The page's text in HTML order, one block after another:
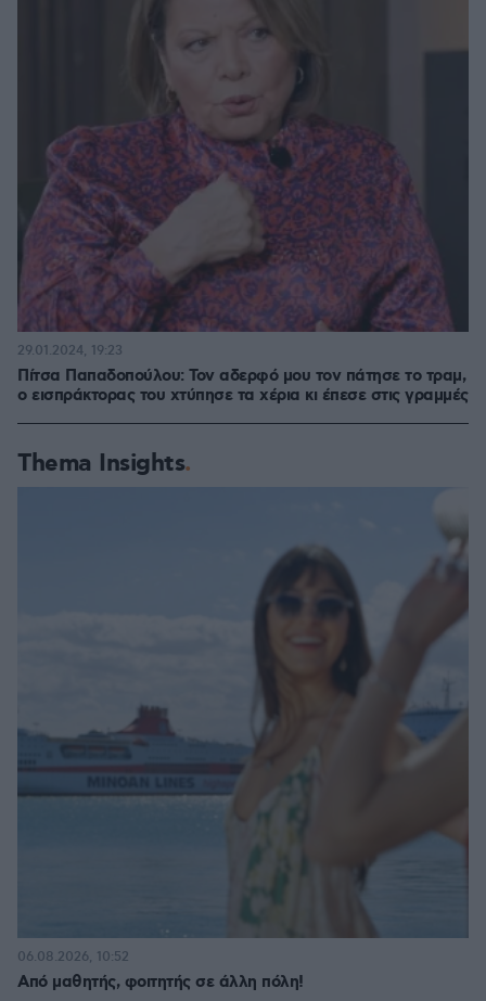
Πίτσα Παπαδοπούλου: Τον αδερφό μου τον πάτησε το τραμ,
ο εισπράκτορας του χτύπησε τα χέρια κι έπεσε στις γραμμές
29.01.2024, 19:23
Thema Insights
Από μαθητής, φοιτητής σε άλλη πόλη!
06.08.2026, 10:52